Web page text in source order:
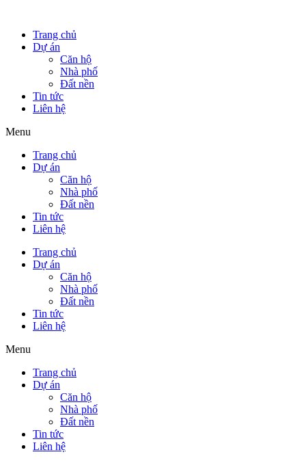
Trang chủ
Dự án
Căn hộ
Nhà phố
Đất nền
Tin tức
Liên hệ
Menu
Trang chủ
Dự án
Căn hộ
Nhà phố
Đất nền
Tin tức
Liên hệ
Trang chủ
Dự án
Căn hộ
Nhà phố
Đất nền
Tin tức
Liên hệ
Menu
Trang chủ
Dự án
Căn hộ
Nhà phố
Đất nền
Tin tức
Liên hệ